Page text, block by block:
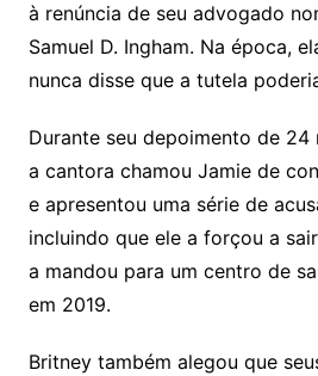
à renúncia de seu advogado
Samuel D. Ingham. Na época,
nunca disse que a tutela
Durante seu depoimento de
a cantora chamou Jamie de
e apresentou uma série de
incluindo que ele a forçou a
a mandou para um centro de
em 2019.
Britney também alegou que